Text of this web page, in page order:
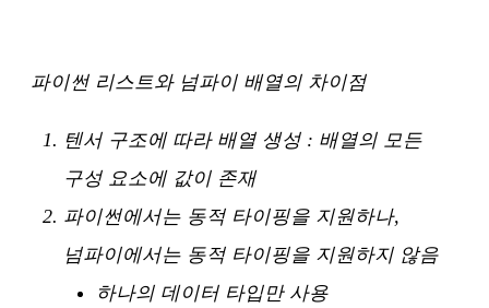
파이썬 리스트와 넘파이 배열의 차이점
텐서 구조에 따라 배열 생성 : 배열의 모든
구성 요소에 값이 존재
파이썬에서는 동적 타이핑을 지원하나,
넘파이에서는 동적 타이핑을 지원하지 않음
하나의 데이터 타입만 사용